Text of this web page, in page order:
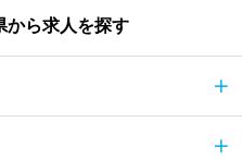
から求人を探す